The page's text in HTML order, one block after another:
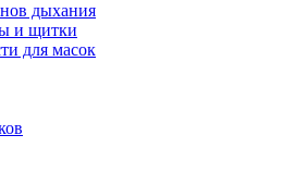
дыхания
и щитки
для масок